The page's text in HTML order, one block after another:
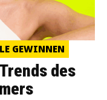
GEWINNEN
des